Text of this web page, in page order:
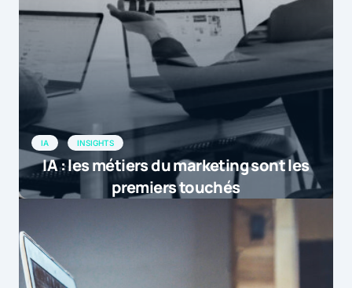
IA INSIGHTS
IA : les métiers du marketing sont les
premiers touchés